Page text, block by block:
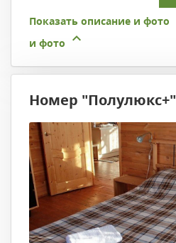
Показать описание и фото
и фото
Номер "Полулюкс+"